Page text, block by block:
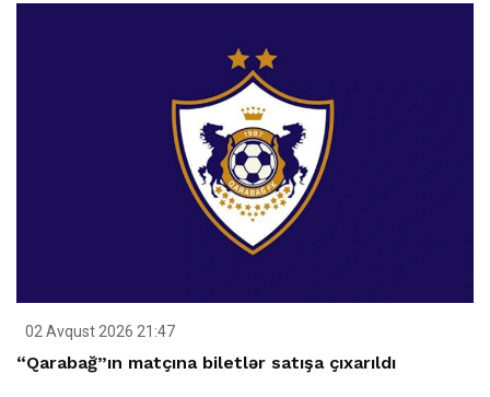
02 Avqust 2026 21:47
“Qarabağ”ın matçına biletlər satışa çıxarıldı